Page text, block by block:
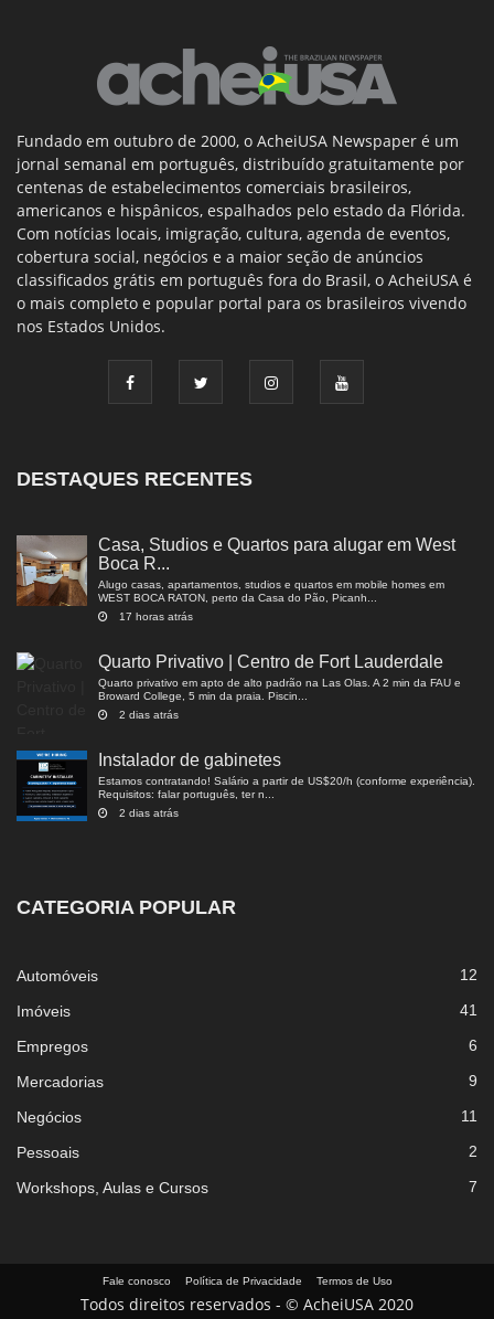
Fundado em outubro de 2000, o AcheiUSA Newspaper é um
jornal semanal em português, distribuído gratuitamente por
centenas de estabelecimentos comerciais brasileiros,
americanos e hispânicos, espalhados pelo estado da Flórida.
Com notícias locais, imigração, cultura, agenda de eventos,
cobertura social, negócios e a maior seção de anúncios
classificados grátis em português fora do Brasil, o AcheiUSA é
o mais completo e popular portal para os brasileiros vivendo
nos Estados Unidos.
DESTAQUES RECENTES
Casa, Studios e Quartos para alugar em West
Boca R...
Alugo casas, apartamentos, studios e quartos em mobile homes em
WEST BOCA RATON, perto da Casa do Pão, Picanh...
17 horas atrás
Quarto Privativo | Centro de Fort Lauderdale
Quarto privativo em apto de alto padrão na Las Olas. A 2 min da FAU e
Broward College, 5 min da praia. Piscin...
2 dias atrás
Instalador de gabinetes
Estamos contratando! Salário a partir de US$20/h (conforme experiência).
Requisitos: falar português, ter n...
2 dias atrás
CATEGORIA POPULAR
Automóveis 12
Imóveis 41
Empregos 6
Mercadorias 9
Negócios 11
Pessoais 2
Workshops, Aulas e Cursos 7
Fale conosco Política de Privacidade Termos de Uso
Todos direitos reservados - © AcheiUSA 2020